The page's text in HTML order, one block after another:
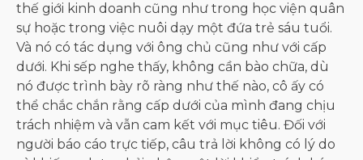
thế giới kinh doanh cũng như trong học viện quân
sự hoặc trong việc nuôi dạy một đứa trẻ sáu tuổi.
Và nó có tác dụng với ông chủ cũng như với cấp
dưới. Khi sếp nghe thấy, không cần bào chữa, dù
nó được trình bày rõ ràng như thế nào, cô ấy có
thể chắc chắn rằng cấp dưới của mình đang chịu
trách nhiệm và vẫn cam kết với mục tiêu. Đối với
người báo cáo trực tiếp, câu trả lời không có lý do